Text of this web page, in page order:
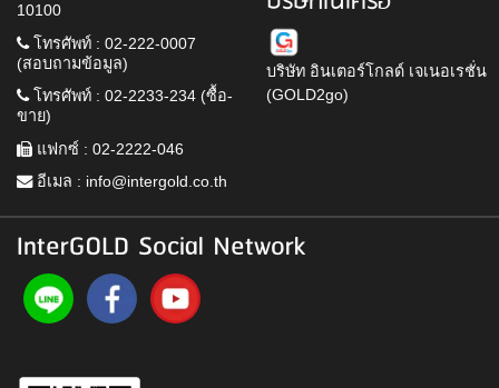
10100
โทรศัพท์ : 02-222-0007
(สอบถามข้อมูล)
โทรศัพท์ : 02-2233-234 (ซื้อ-
ขาย)
แฟกซ์ : 02-2222-046
อีเมล : info@intergold.co.th
บริษัท อินเตอร์โกลด์ เจเนอเรชั่น
(GOLD2go)
InterGOLD Social Network